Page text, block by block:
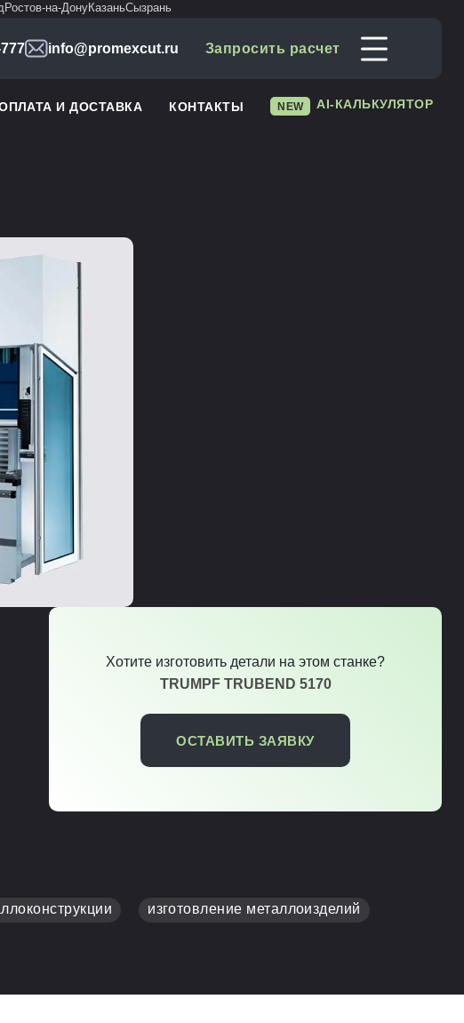
Ростов-на-ДонуКазаньСызрань
info@promexcut.ru Запросить расчет
И ДОСТАВКА КОНТАКТЫ NEW AI-КАЛЬКУЛЯТОР
Хотите изготовить детали на этом станке?
TRUMPF TRUBEND 5170
ОСТАВИТЬ ЗАЯВКУ
изготовление металлоизделий